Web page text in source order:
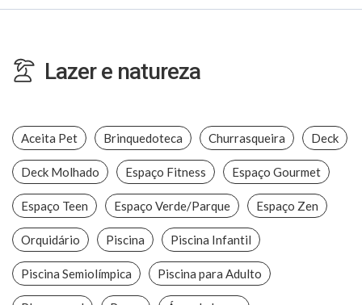
Lazer e natureza
Aceita Pet Brinquedoteca Churrasqueira Deck
Deck Molhado Espaço Fitness Espaço Gourmet
Espaço Teen Espaço Verde/Parque Espaço Zen
Orquidário Piscina Piscina Infantil
Piscina Semiolímpica Piscina para Adulto